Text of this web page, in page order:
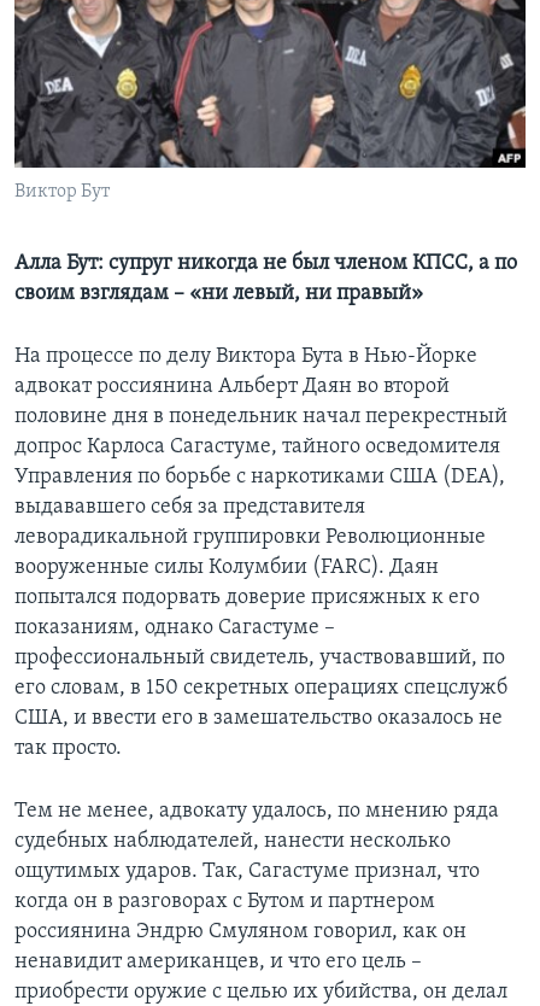
Learning English
СОЦИАЛЬНЫЕ СЕТИ
Виктор Бут
Алла Бут: супруг никогда не был членом КПСС, а по
своим взглядам – «ни левый, ни правый»
На процессе по делу Виктора Бута в Нью-Йорке
адвокат россиянина Альберт Даян во второй
половине дня в понедельник начал перекрестный
допрос Карлоса Сагастуме, тайного осведомителя
Управления по борьбе с наркотиками США (DEA),
выдававшего себя за представителя
леворадикальной группировки Революционные
вооруженные силы Колумбии (FARC). Даян
попытался подорвать доверие присяжных к его
показаниям, однако Сагастуме –
профессиональный свидетель, участвовавший, по
его словам, в 150 секретных операциях спецслужб
США, и ввести его в замешательство оказалось не
так просто.
Тем не менее, адвокату удалось, по мнению ряда
судебных наблюдателей, нанести несколько
ощутимых ударов. Так, Сагастуме признал, что
когда он в разговорах с Бутом и партнером
россиянина Эндрю Смуляном говорил, как он
ненавидит американцев, и что его цель –
приобрести оружие с целью их убийства, он делал